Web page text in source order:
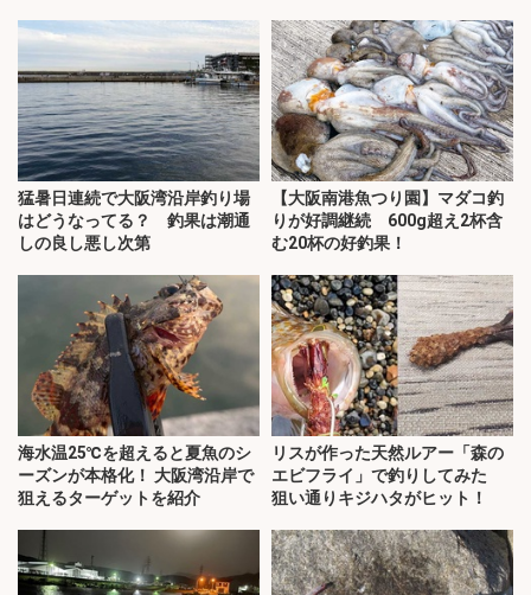
猛暑日連続で大阪湾沿岸釣り場
はどうなってる？ 釣果は潮通
しの良し悪し次第
【大阪南港魚つり園】マダコ釣
りが好調継続 600g超え2杯含
む20杯の好釣果！
海水温25℃を超えると夏魚のシ
ーズンが本格化！ 大阪湾沿岸で
狙えるターゲットを紹介
リスが作った天然ルアー「森の
エビフライ」で釣りしてみた
狙い通りキジハタがヒット！